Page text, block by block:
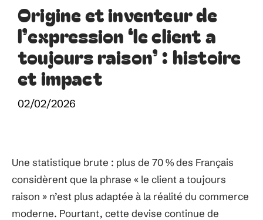
Origine et inventeur de
l’expression ‘le client a
toujours raison’ : histoire
et impact
02/02/2026
Une statistique brute : plus de 70 % des Français
considèrent que la phrase « le client a toujours
raison » n’est plus adaptée à la réalité du commerce
moderne. Pourtant, cette devise continue de